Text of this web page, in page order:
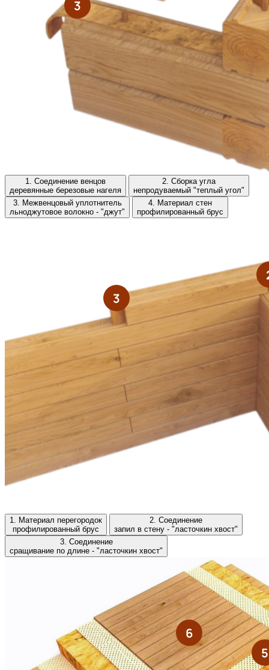
1. Соединение венцов
деревянные березовые нагеля
2. Сборка угла
непродуваемый "теплый угол"
3. Межвенцовый уплотнитель
льноджутовое волокно - "джут"
4. Материал стен
профилированный брус
1. Материал перегородок
профилированный брус
2. Соединение
запил в стену - "ласточкин хвост"
3. Соединение
сращивание по длине - "ласточкин хвост"